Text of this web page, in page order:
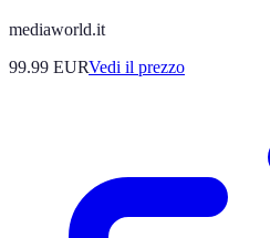
mediaworld.it
99.99 EURVedi il prezzo